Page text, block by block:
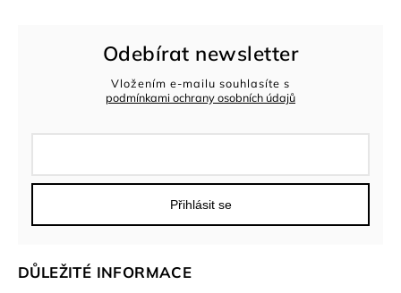
DŮLEŽITÉ INFORMACE
Odebírat newsletter
Vložením e-mailu souhlasíte s
podmínkami ochrany osobních údajů
Přihlásit se